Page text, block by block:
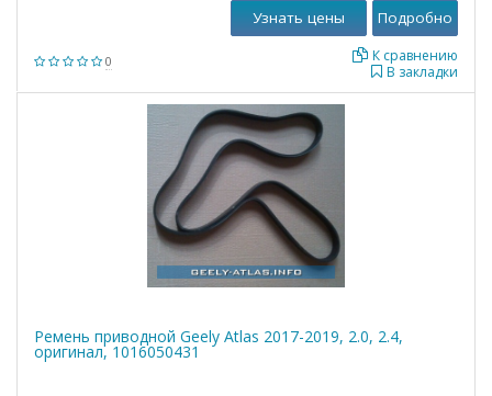
0
В закладки
К сравнению
Узнать цены Подробно
Ремень приводной Geely Atlas 2017-2019, 2.0, 2.4,
оригинал, 1016050431